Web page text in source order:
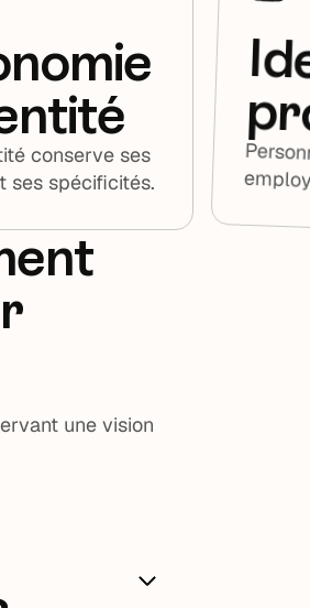
conserve ses
ses spécificités.
une vision